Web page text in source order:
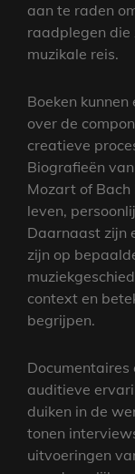
aan te raden
raadplegen die
muzikale reis.
Boeken
over de
creatieve
Biografieën
Mozart of Bach
leven,
Daarnaast zijn
zijn op
context en
begrijpen.
Documentaires
auditieve
duiken in de
tonen
uitvoeringen